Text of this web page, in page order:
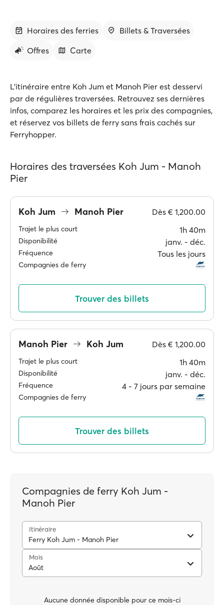
Horaires des ferries
Billets & Traversées
Offres
Carte
L'itinéraire entre Koh Jum et Manoh Pier est desservi
par de régulières traversées. Retrouvez ses dernières
infos, comparez les horaires et les prix des compagnies,
et réservez vos billets de ferry sans frais cachés sur
Ferryhopper.
Horaires des traversées Koh Jum - Manoh
Pier
Koh Jum Manoh Pier Dès € 1,200.00
Trajet le plus court 1h 40m
Disponibilité janv. ‐ déc.
Fréquence Tous les jours
Compagnies de ferry
Trouver des billets
Manoh Pier Koh Jum Dès € 1,200.00
Trajet le plus court 1h 40m
Disponibilité janv. ‐ déc.
Fréquence 4 ‐ 7 jours par semaine
Compagnies de ferry
Trouver des billets
Compagnies de ferry Koh Jum -
Manoh Pier
Itinéraire
Ferry Koh Jum - Manoh Pier
Mois
Août
Aucune donnée disponible pour ce mois-ci